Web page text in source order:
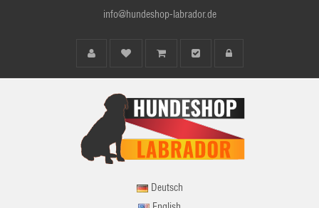
info@hundeshop-labrador.de
Deutsch